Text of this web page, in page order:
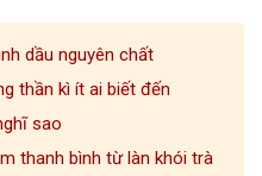
dầu nguyên chất
thần kì ít ai biết đến
sao
thanh bình từ làn khói trà